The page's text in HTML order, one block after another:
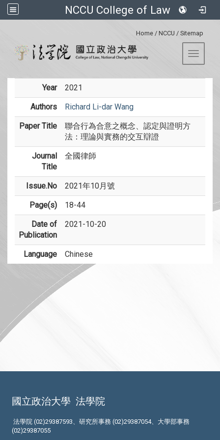
NCCU College of Law
Home / NCCU / Sitemap
Toggle
Year 2021
Authors Richard Li-dar Wang
Paper Title
聯合行為合意之概念、認定與證明方
法：理論與實務的交互辯證
Journal
Title
全國律師
Issue.No 2021年10月號
Page(s) 18-44
Date of
Publication
2021-10-20
Language Chinese
國立政治大學 法學院
法學院 (02)29387593、研究所事務 (02)29387054、大學部事務
(02)29387055